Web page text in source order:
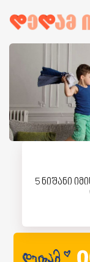
5 ნიშანი